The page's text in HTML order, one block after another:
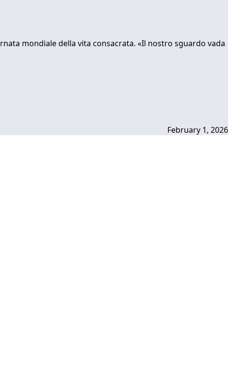
mondiale della vita consacrata. «Il nostro sguardo vada
February 1, 2026